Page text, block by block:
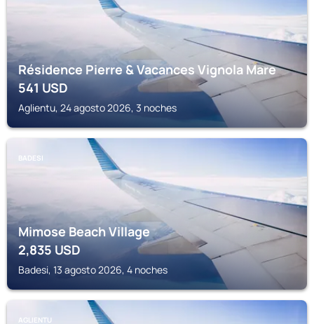
Résidence Pierre & Vacances Vignola Mare
541USD
Aglientu, 24 agosto 2026, 3 noches
BADESI
Mimose Beach Village
2,835 USD
Badesi, 13 agosto 2026, 4 noches
AGLIENTU